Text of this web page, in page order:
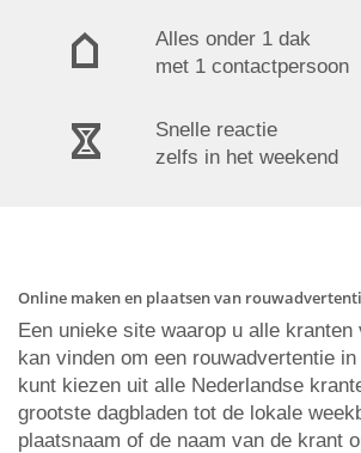
Alles onder 1 dak
met 1 contactpersoon
Snelle reactie
zelfs in het weekend
Online maken en plaatsen van
Een unieke site waarop u alle kranten
kan vinden om een rouwadvertentie
kunt kiezen uit alle Nederlandse
grootste dagbladen tot de lokale
plaatsnaam of de naam van de krant